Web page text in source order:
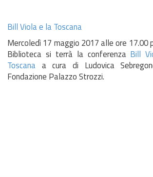
Bill Viola e la Toscana
Mercoledì 17 maggio 2017 alle ore 17.00
Biblioteca si terrà la conferenza Bill
Toscana a cura di Ludovica
Fondazione Palazzo Strozzi.